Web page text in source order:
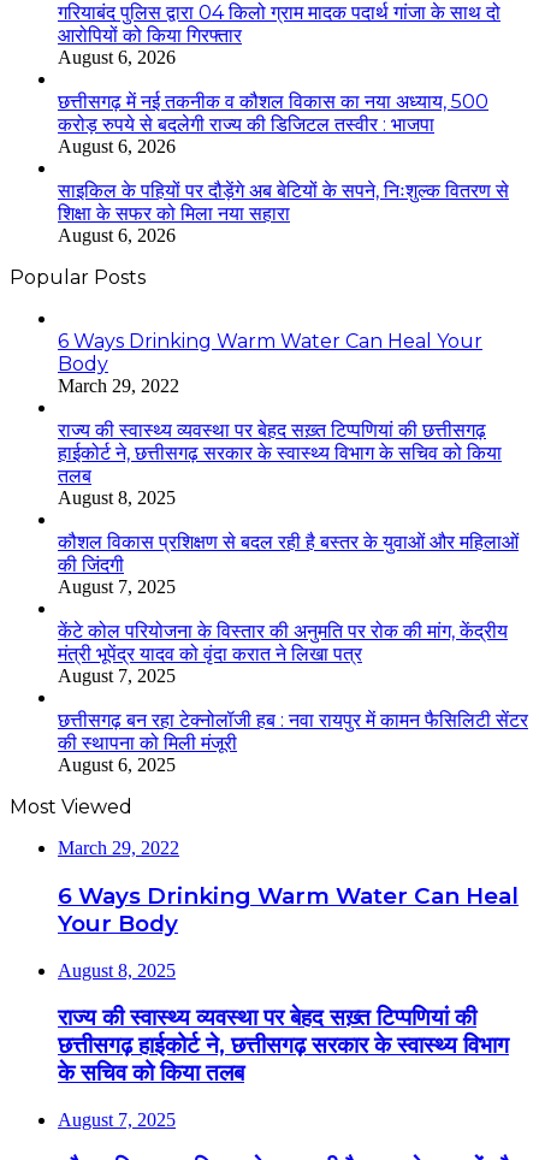
गरियाबंद पुलिस द्वारा 04 किलो ग्राम मादक पदार्थ गांजा के साथ दो
आरोपियों को किया गिरफ्तार
August 6, 2026
छत्तीसगढ़ में नई तकनीक व कौशल विकास का नया अध्याय, 500
करोड़ रुपये से बदलेगी राज्य की डिजिटल तस्वीर : भाजपा
August 6, 2026
साइकिल के पहियों पर दौड़ेंगे अब बेटियों के सपने, निःशुल्क वितरण से
शिक्षा के सफर को मिला नया सहारा
August 6, 2026
Popular Posts
6 Ways Drinking Warm Water Can Heal Your
Body
March 29, 2022
राज्य की स्वास्थ्य व्यवस्था पर बेहद सख़्त टिप्पणियां की छत्तीसगढ़
हाईकोर्ट ने, छत्तीसगढ़ सरकार के स्वास्थ्य विभाग के सचिव को किया
तलब
August 8, 2025
कौशल विकास प्रशिक्षण से बदल रही है बस्तर के युवाओं और महिलाओं
की जिंदगी
August 7, 2025
केंटे कोल परियोजना के विस्तार की अनुमति पर रोक की मांग, केंद्रीय
मंत्री भूपेंद्र यादव को वृंदा करात ने लिखा पत्र
August 7, 2025
छत्तीसगढ़ बन रहा टेक्नोलॉजी हब : नवा रायपुर में कामन फैसिलिटी सेंटर
की स्थापना को मिली मंजूरी
August 6, 2025
Most Viewed
March 29, 2022
6 Ways Drinking Warm Water Can Heal
Your Body
August 8, 2025
राज्य की स्वास्थ्य व्यवस्था पर बेहद सख़्त टिप्पणियां की
छत्तीसगढ़ हाईकोर्ट ने, छत्तीसगढ़ सरकार के स्वास्थ्य विभाग
के सचिव को किया तलब
August 7, 2025